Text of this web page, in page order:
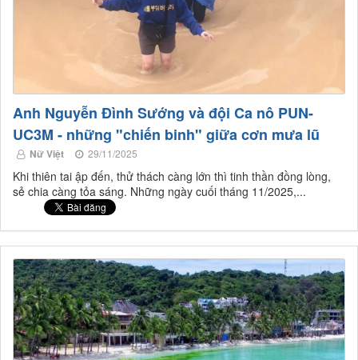
Anh Nguyễn Đình Sướng và đội Ca nô PUN-
UC3M - những "chiến binh" giữa cơn mưa lũ
Nữ Việt 29/11/2025
Khi thiên tai ập đến, thử thách càng lớn thì tinh thần đồng lòng,
sẻ chia càng tỏa sáng. Những ngày cuối tháng 11/2025,...